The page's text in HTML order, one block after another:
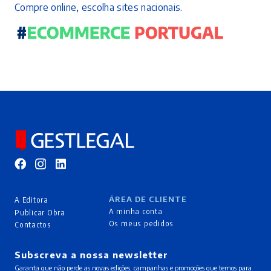
Compre online, escolha sites nacionais.
A Editora
Publicar Obra
Contactos
ÁREA DE CLIENTE
A minha conta
Os meus pedidos
Subscreva a nossa newsletter
Garanta que não perde as novas edições, campanhas e promoções que temos para